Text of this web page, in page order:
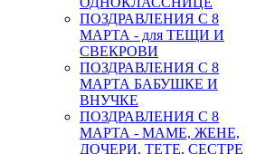
ПОЗДРАВЛЕНИЯ С 8
МАРТА - для ТЕЩИ И
СВЕКРОВИ
ПОЗДРАВЛЕНИЯ С 8
МАРТА БАБУШКЕ И
ВНУЧКЕ
ПОЗДРАВЛЕНИЯ С 8
МАРТА - МАМЕ, ЖЕНЕ,
ДОЧЕРИ, ТЕТЕ, СЕСТРЕ